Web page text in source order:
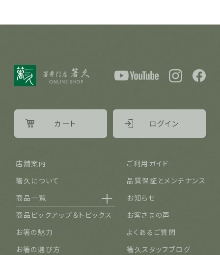
店舗案内
ご利用ガイド
箸久について
品質保証とメンテナンス
商品一覧
名入れ可能なお箸
結婚祝い・結婚記念日
長寿祝い・賀寿（還暦・古希・米寿など）
お知らせ
商品ピックアップ＆トピックス
お客さまの声
お箸の魅力
よくあるご質問
お箸の選び方
箸久スタッフブログ
カート ログイン